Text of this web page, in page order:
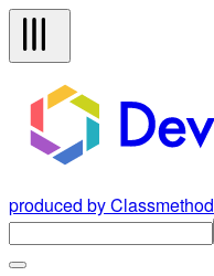
produced by Classmethod